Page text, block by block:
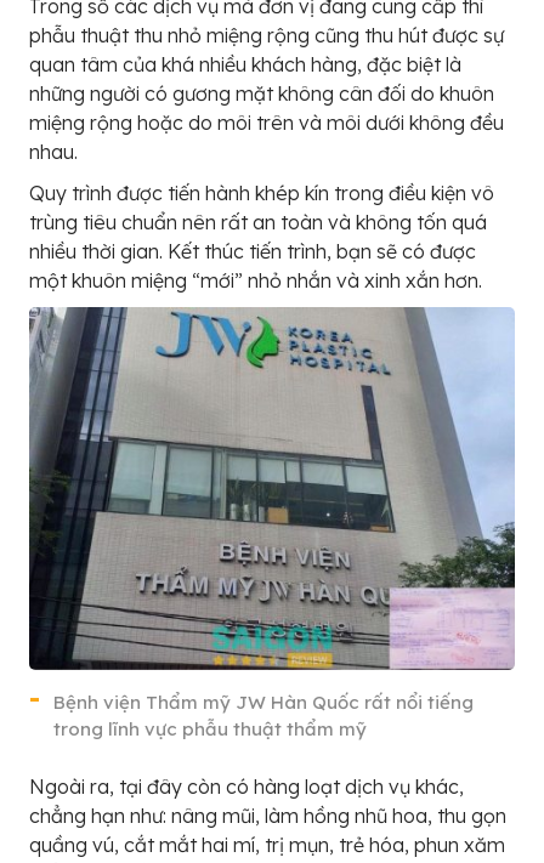
Trong số các dịch vụ mà đơn vị đang cung cấp thì
phẫu thuật thu nhỏ miệng rộng cũng thu hút được sự
quan tâm của khá nhiều khách hàng, đặc biệt là
những người có gương mặt không cân đối do khuôn
miệng rộng hoặc do môi trên và môi dưới không đều
nhau.
Quy trình được tiến hành khép kín trong điều kiện vô
trùng tiêu chuẩn nên rất an toàn và không tốn quá
nhiều thời gian. Kết thúc tiến trình, bạn sẽ có được
một khuôn miệng “mới” nhỏ nhắn và xinh xắn hơn.
Bệnh viện Thẩm mỹ JW Hàn Quốc rất nổi tiếng
trong lĩnh vực phẫu thuật thẩm mỹ
Ngoài ra, tại đây còn có hàng loạt dịch vụ khác,
chẳng hạn như: nâng mũi, làm hồng nhũ hoa, thu gọn
quầng vú, cắt mắt hai mí, trị mụn, trẻ hóa, phun xăm